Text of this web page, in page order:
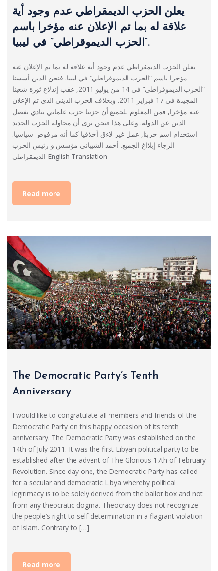
يعلن الحزب الديمقراطي عدم وجود أية
علاقة له بما تم الإعلان عنه مؤخرا باسم
“الحزب الديموقراطي” في ليبيا.
يعلن الحزب الديمقراطي عدم وجود أية علاقة له بما تم الإعلان عنه
مؤخرا باسم “الحزب الديموقراطي” في ليبيا. فنحن الذين أسسنا
“الحزب الديموقراطي” في 14 من يوليو 2011, عقب إندلاع ثورة شعبنا
المجيدة في 17 فبراير 2011. وبخلاف الحزب الديني الذي تم الإعلان
عنه مؤخرا, فمن المعلوم للجميع أن حزبنا حزب علماني ينادي بفصل
الدين عن الدولة. وعلى هذا فنحن نرى أن محاولة الحزب الجديد
استخدام اسم حزبنا, عمل غير لاءق أخلاقيا كما أنه مرفوض سياسيا.
الرجاء إبلااغ الجميع. أحمد الشيباني مؤسس و رئيس الحزب
الديمقراطي English Translation
Read more
The Democratic Party’s Tenth
Anniversary
I would like to congratulate all members and friends of the
Democratic Party on this happy occasion of its tenth
anniversary. The Democratic Party was established on the
14th of July 2011. It was the first Libyan political party to be
established after the advent of The Glorious 17th of February
Revolution. Since day one, the Democratic Party has called
for a secular and democratic Libya whereby political
legitimacy is to be solely derived from the ballot box and not
from any theocratic dogma. Theocracy does not recognize
the people’s right to self-determination in a flagrant violation
of Islam. Contrary to […]
Read more